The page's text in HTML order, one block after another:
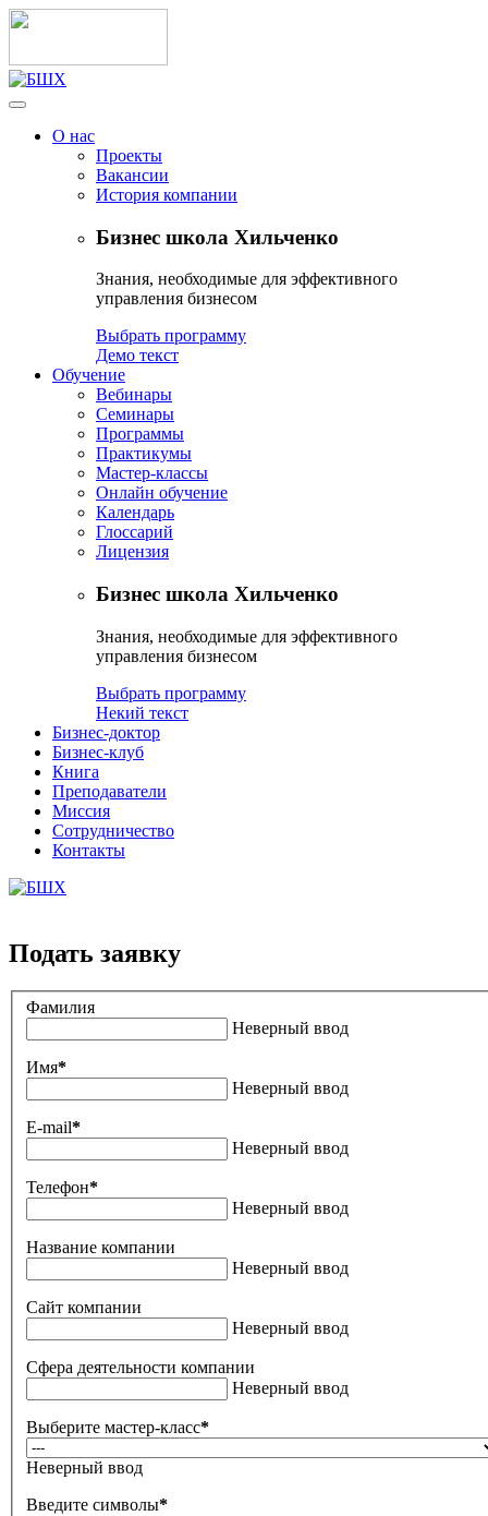
О нас
Проекты
Вакансии
История компании
Бизнес школа Хильченко
Знания, необходимые для эффективного
управления бизнесом
Выбрать программу
Демо текст
Обучение
Вебинары
Семинары
Программы
Практикумы
Мастер-классы
Онлайн обучение
Календарь
Глоссарий
Лицензия
Бизнес школа Хильченко
Знания, необходимые для эффективного
управления бизнесом
Выбрать программу
Некий текст
Бизнес-доктор
Бизнес-клуб
Книга
Преподаватели
Миссия
Сотрудничество
Контакты
Подать заявку
Фамилия
Неверный ввод
Имя*
Неверный ввод
E-mail*
Неверный ввод
Телефон*
Неверный ввод
Название компании
Неверный ввод
Сайт компании
Неверный ввод
Сфера деятельности компании
Неверный ввод
Выберите мастер-класс*
Неверный ввод
Введите символы*